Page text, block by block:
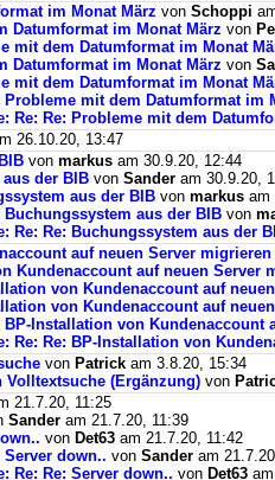
im Monat März von Schoppi
Datumformat im Monat März von
mit dem Datumformat im Monat
Datumformat im Monat März von
mit dem Datumformat im Monat
Probleme mit dem Datumformat im
Re: Re: Probleme mit dem
26.10.20, 13:47
von markus am 30.9.20, 12:44
der BIB von Sander am 30.9.20,
aus der BIB von markus am
Buchungssystem aus der BIB von
Re: Re: Buchungssystem aus der
auf neuen Server migrieren
Kundenaccount auf neuen Server
von Kundenaccount auf
von Kundenaccount auf
BP-Installation von Kundenaccount
Re: Re: BP-Installation von
von Patrick am 3.8.20, 15:34
Volltextsuche (Ergänzung) von
21.7.20, 11:25
Sander am 21.7.20, 11:39
von Det63 am 21.7.20, 11:42
Server down.. von Sander am
Re: Re: Server down.. von Det63